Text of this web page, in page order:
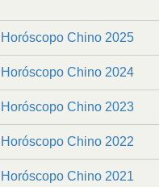
Horóscopo Chino 2025
Horóscopo Chino 2024
Horóscopo Chino 2023
Horóscopo Chino 2022
Horóscopo Chino 2021